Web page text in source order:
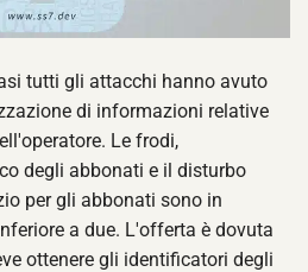
tutti gli attacchi hanno avuto
di informazioni relative
Le frodi,
degli abbonati e il disturbo
per gli abbonati sono in
a due. L'offerta è dovuta
ottenere gli identificatori degli